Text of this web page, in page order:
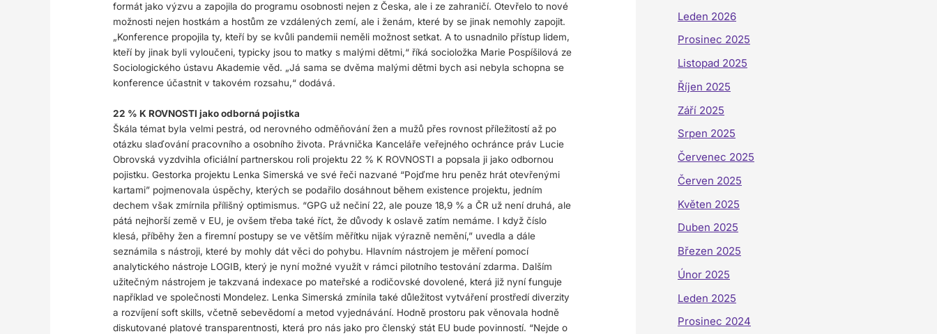
formát jako výzvu a zapojila do programu osobnosti nejen z Česka, ale i ze zahraničí. Otevřelo to nové
možnosti nejen hostkám a hostům ze vzdálených zemí, ale i ženám, které by se jinak nemohly zapojit.
„Konference propojila ty, kteří by se kvůli pandemii neměli možnost setkat. A to usnadnilo přístup lidem,
kteří by jinak byli vyloučeni, typicky jsou to matky s malými dětmi,“ říká socioložka Marie Pospíšilová ze
Sociologického ústavu Akademie věd. „Já sama se dvěma malými dětmi bych asi nebyla schopna se
konference účastnit v takovém rozsahu,“ dodává.
22 % K ROVNOSTI jako odborná pojistka
Škála témat byla velmi pestrá, od nerovného odměňování žen a mužů přes rovnost příležitostí až po
otázku slaďování pracovního a osobního života. Právnička Kanceláře veřejného ochránce práv Lucie
Obrovská vyzdvihla oficiální partnerskou roli projektu 22 % K ROVNOSTI a popsala ji jako odbornou
pojistku. Gestorka projektu Lenka Simerská ve své řeči nazvané “Pojďme hru peněz hrát otevřenými
kartami” pojmenovala úspěchy, kterých se podařilo dosáhnout během existence projektu, jedním
dechem však zmírnila přílišný optimismus. “GPG už nečiní 22, ale pouze 18,9 % a ČR už není druhá, ale
pátá nejhorší země v EU, je ovšem třeba také říct, že důvody k oslavě zatím nemáme. I když číslo
klesá, příběhy žen a firemní postupy se ve větším měřítku nijak výrazně nemění,” uvedla a dále
seznámila s nástroji, které by mohly dát věci do pohybu. Hlavním nástrojem je měření pomocí
analytického nástroje LOGIB, který je nyní možné využít v rámci pilotního testování zdarma. Dalším
užitečným nástrojem je takzvaná indexace po mateřské a rodičovské dovolené, která již nyní funguje
například ve společnosti Mondelez. Lenka Simerská zmínila také důležitost vytváření prostředí diverzity
a rozvíjení soft skills, včetně sebevědomí a metod vyjednávání. Hodně prostoru pak věnovala hodně
diskutované platové transparentnosti, která pro nás jako pro členský stát EU bude povinností. “Nejde o
Leden 2026
Prosinec 2025
Listopad 2025
Říjen 2025
Září 2025
Srpen 2025
Červenec 2025
Červen 2025
Květen 2025
Duben 2025
Březen 2025
Únor 2025
Leden 2025
Prosinec 2024